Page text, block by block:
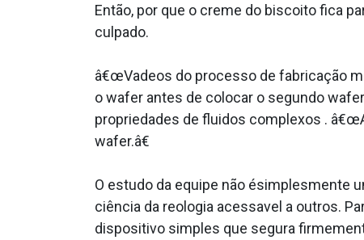
Então, por que o creme do biscoito fica
culpado.
â€œVa­deos do processo de fabricação
o wafer antes de colocar o segundo
propriedades de fluidos complexos .
wafer.â€
O estudo da equipe não ésimplesmente
ciência da reologia acessa­vel a outros.
dispositivo simples que segura